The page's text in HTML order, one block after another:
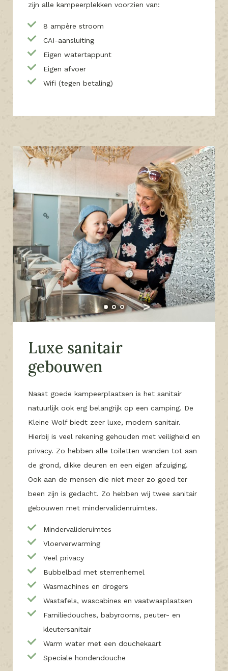
zijn alle kampeerplekken voorzien van:
8 ampère stroom
CAI-aansluiting
Eigen watertappunt
Eigen afvoer
Wifi (tegen betaling)
Luxe sanitair
gebouwen
Naast goede kampeerplaatsen is het sanitair
natuurlijk ook erg belangrijk op een camping. De
Kleine Wolf biedt zeer luxe, modern sanitair.
Hierbij is veel rekening gehouden met veiligheid en
privacy. Zo hebben alle toiletten wanden tot aan
de grond, dikke deuren en een eigen afzuiging.
Ook aan de mensen die niet meer zo goed ter
been zijn is gedacht. Zo hebben wij twee sanitair
gebouwen met mindervalidenruimtes.
Mindervalideruimtes
Vloerverwarming
Veel privacy
Bubbelbad met sterrenhemel
Wasmachines en drogers
Wastafels, wascabines en vaatwasplaatsen
Familiedouches, babyrooms, peuter- en
kleutersanitair
Warm water met een douchekaart
Speciale hondendouche